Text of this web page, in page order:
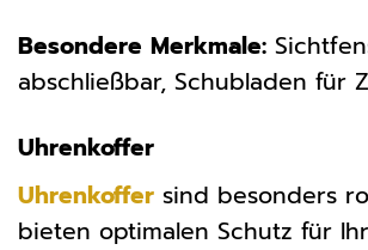
Besondere Merkmale:
abschließbar, Schubladen für
Uhrenkoffer
Uhrenkoffer sind besonders
bieten optimalen Schutz für